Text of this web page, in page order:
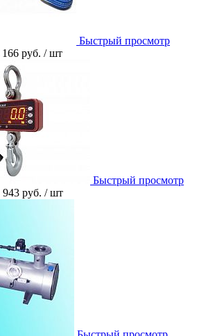
Быстрый просмотр
166 руб. / шт
Быстрый просмотр
943 руб. / шт